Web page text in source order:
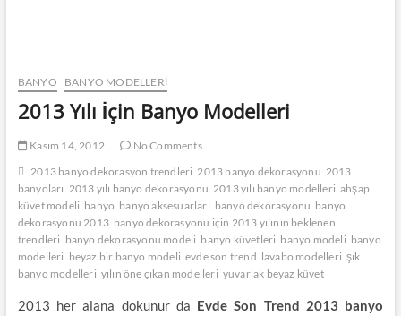
BANYO BANYO MODELLERI
2013 Yılı İçin Banyo Modelleri
Kasım 14, 2012
No Comments
2013 banyo dekorasyon trendleri 2013 banyo dekorasyonu 2013
banyoları 2013 yılı banyo dekorasyonu 2013 yılı banyo modelleri ahşap
küvet modeli banyo banyo aksesuarları banyo dekorasyonu banyo
dekorasyonu 2013 banyo dekorasyonu için 2013 yılının beklenen
trendleri banyo dekorasyonu modeli banyo küvetleri banyo modeli banyo
modelleri beyaz bir banyo modeli evde son trend lavabo modelleri şık
banyo modelleri yılın öne çıkan modelleri yuvarlak beyaz küvet
2013 her alana dokunur da Evde Son Trend 2013 banyo